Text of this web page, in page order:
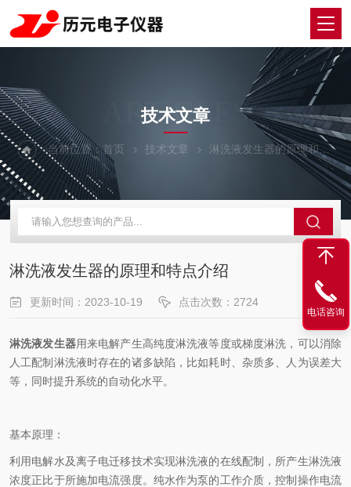
ARTICLES
技术文章
当前位置：首页 技术文章 淋洗液发生器的原理和特点介绍
淋洗液发生器的原理和特点介绍
更新时间：2023-10-19 点击次数：2724
淋洗液发生器用来电解产生高纯度淋洗液等度或梯度淋洗，可以消除
人工配制淋洗液时存在的诸多缺陷，比如耗时、杂质多、人为误差大
等，同时提升系统的自动化水平。
基本原理：
利用电解水及离子电迁移技术实现淋洗液的在线配制，所产生淋洗液
浓度正比于所施加电流强度。纯水作为泵的工作介质，控制操作电流
电话咨询